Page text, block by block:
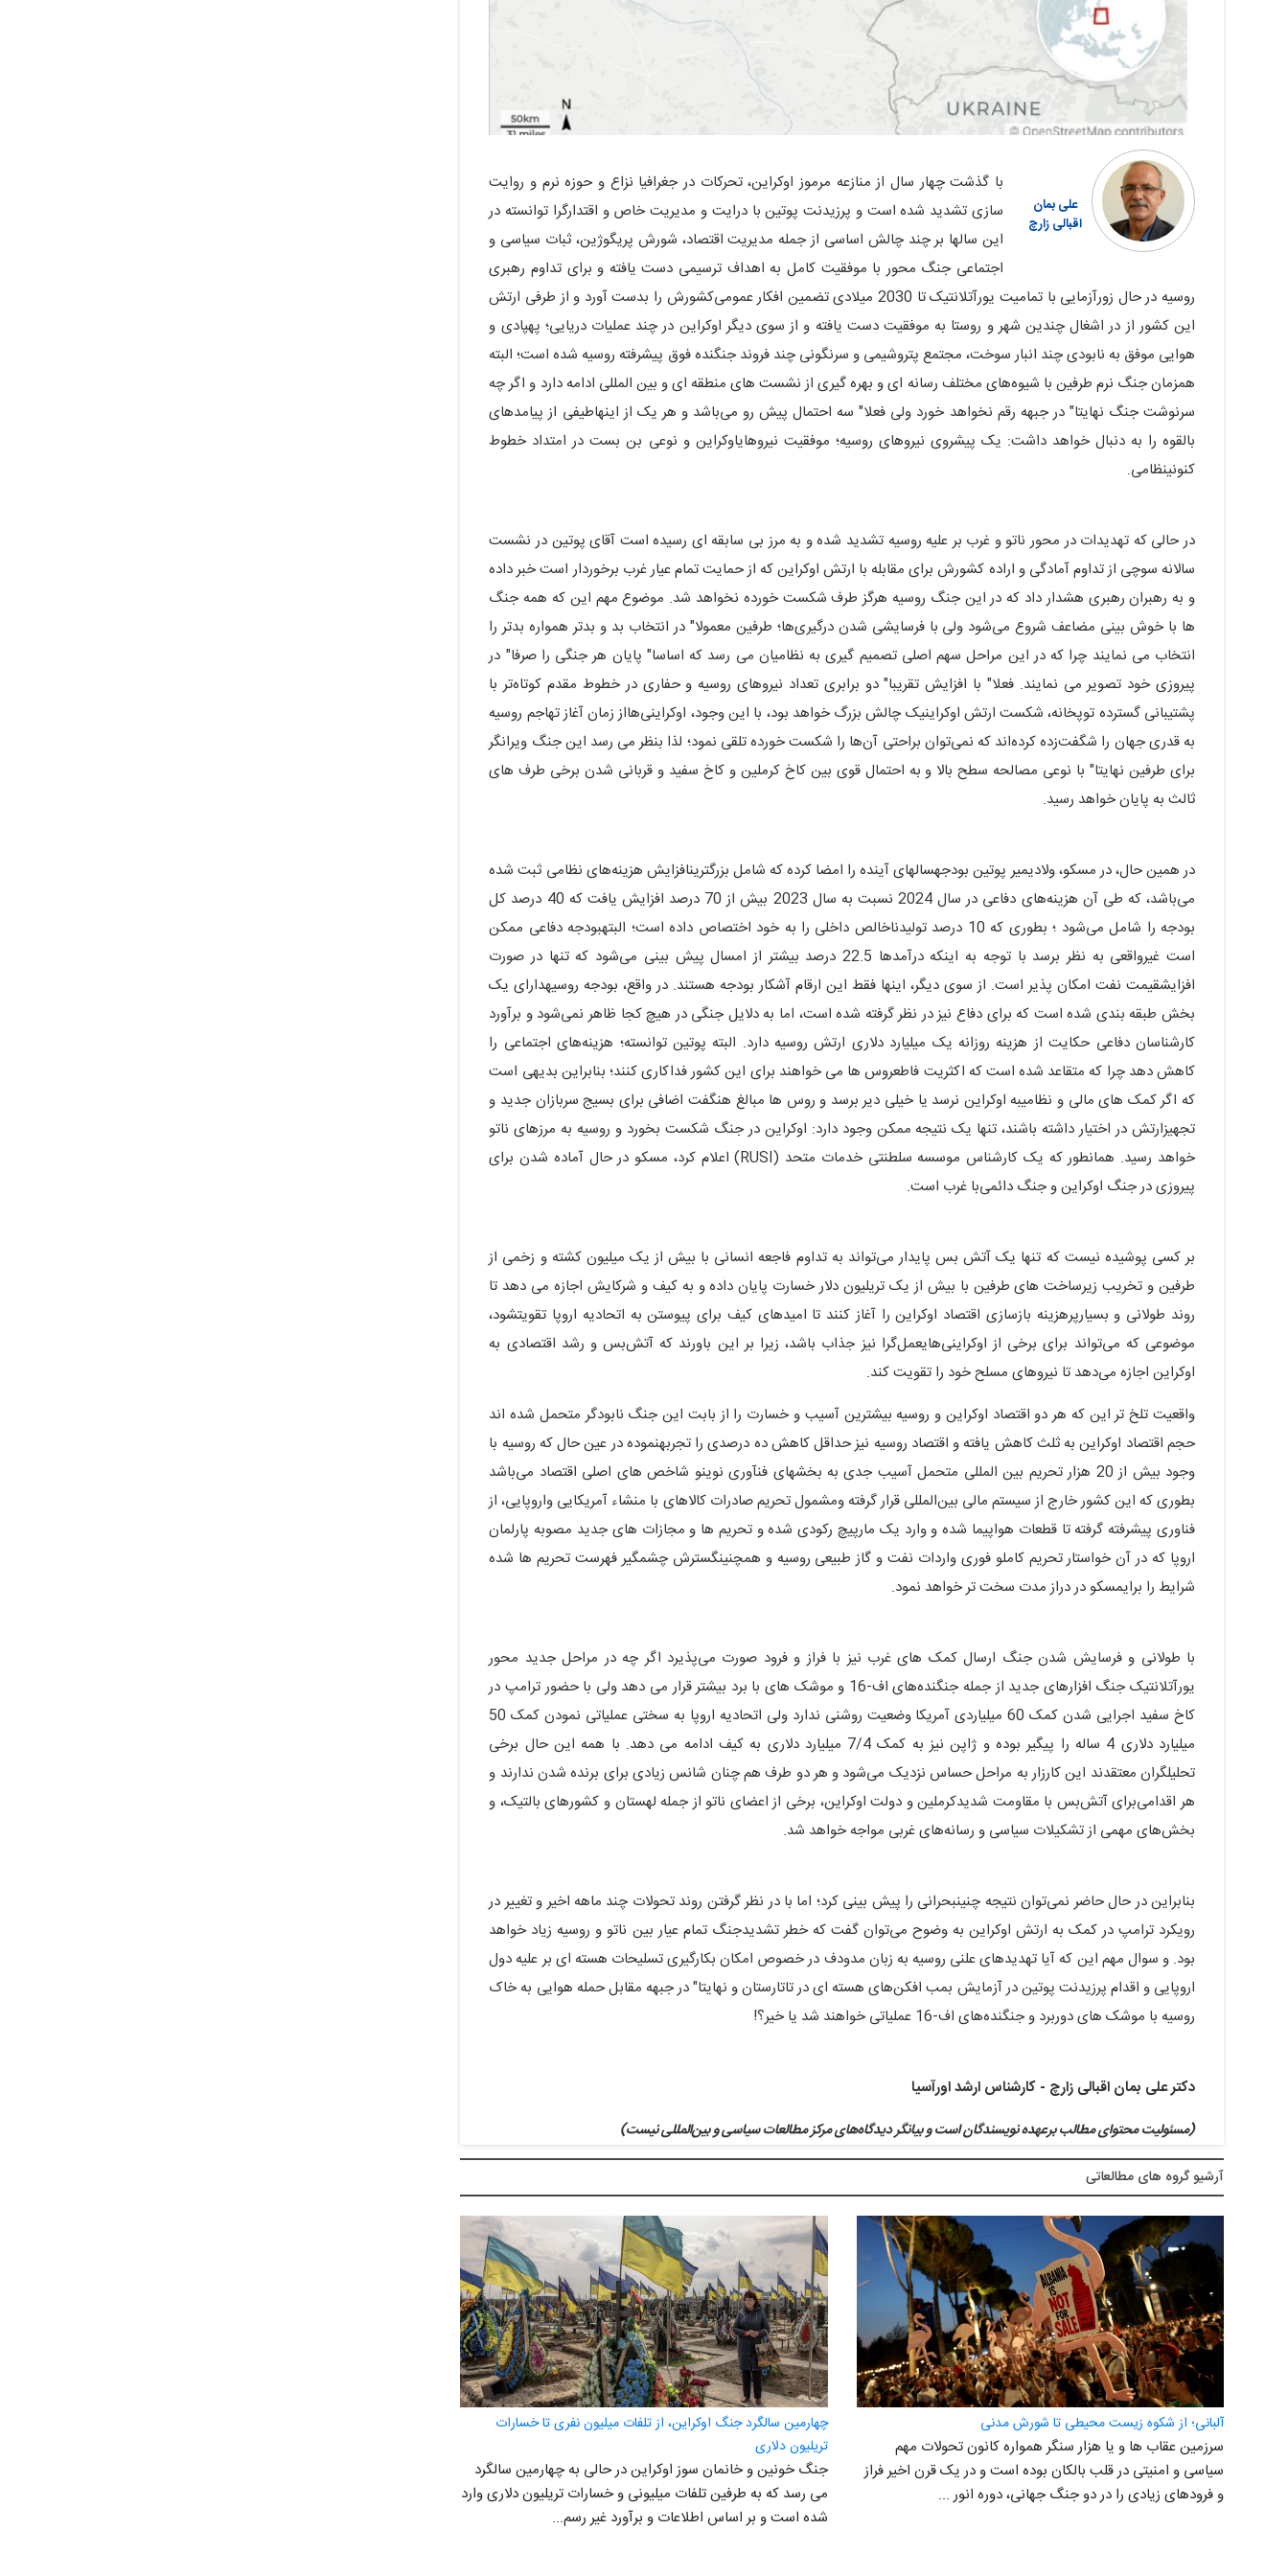
علی بمان
اقبالی زارچ
با گذشت چهار سال از منازعه مرموز اوکراین، تحرکات در جغرافیا نزاع و حوزه نرم و روایت
سازی تشدید شده است و پرزیدنت پوتین با درایت و مدیریت خاص و اقتدارگرا توانسته در
این سالها بر چند چالش اساسی از جمله مدیریت اقتصاد، شورش پریگوژین، ثبات سیاسی و
اجتماعی جنگ محور با موفقیت کامل به اهداف ترسیمی دست یافته و برای تداوم رهبری
روسیه در حال زورآزمایی با تمامیت یورآتلانتیک تا 2030 میلادی تضمین افکار عمومی‌کشورش را بدست آورد و از طرفی ارتش
این کشور از در اشغال چندین شهر و روستا به موفقیت دست یافته و از سوی دیگر اوکراین در چند عملیات دریایی؛ پهپادی و
هوایی موفق به نابودی چند انبار سوخت، مجتمع پتروشیمی و سرنگونی چند فروند جنگنده فوق پیشرفته روسیه شده است؛ البته
همزمان جنگ نرم طرفین با شیوه‌های مختلف رسانه ای و بهره گیری از نشست های منطقه ای و بین المللی ادامه دارد و اگر چه
سرنوشت جنگ نهایتا" در جبهه رقم نخواهد خورد ولی فعلا" سه احتمال پیش رو می‌باشد و هر یک از اینهاطیفی از پیامدهای
بالقوه را به دنبال خواهد داشت: یک پیشروی نیروهای روسیه؛ موفقیت نیروهایاوکراین و نوعی بن بست در امتداد خطوط
کنونینظامی.
در حالی که تهدیدات در محور ناتو و غرب بر علیه روسیه تشدید شده و به مرز بی سابقه ای رسیده است آقای پوتین در نشست
سالانه سوچی از تداوم آمادگی و اراده کشورش برای مقابله با ارتش اوکراین که از حمایت تمام عیار غرب برخوردار است خبر داده
و به رهبران رهبری هشدار داد که در این جنگ روسیه هرگز طرف شکست خورده نخواهد شد. موضوع مهم این که همه جنگ
ها با خوش بینی مضاعف شروع می‌شود ولی با فرسایشی شدن درگیری‌ها؛ طرفین معمولا" در انتخاب بد و بدتر همواره بدتر را
انتخاب می نمایند چرا که در این مراحل سهم اصلی تصمیم گیری به نظامیان می رسد که اساسا" پایان هر جنگی را صرفا" در
پیروزی خود تصویر می نمایند. فعلا" با افزایش تقریبا" دو برابری تعداد نیروهای روسیه و حفاری در خطوط مقدم کوتاه‌تر با
پشتیبانی گسترده توپخانه، شکست ارتش اوکراینیک چالش بزرگ خواهد بود، با این وجود، اوکراینی‌هااز زمان آغاز تهاجم روسیه
به قدری جهان را شگفت‌زده کرده‌اند که نمی‌توان براحتی آن‌ها را شکست خورده تلقی نمود؛ لذا بنظر می رسد این جنگ ویرانگر
برای طرفین نهایتا" با نوعی مصالحه سطح بالا و به احتمال قوی بین کاخ کرملین و کاخ سفید و قربانی شدن برخی طرف های
ثالث به پایان خواهد رسید.
در همین حال، در مسکو، ولادیمیر پوتین بودجهسالهای آینده را امضا کرده که شامل بزرگترینافزایش هزینه‌های نظامی ثبت شده
می‌باشد، که طی آن هزینه‌های دفاعی در سال 2024 نسبت به سال 2023 بیش از 70 درصد افزایش یافت که 40 درصد کل
بودجه را شامل می‌شود ؛ بطوری که 10 درصد تولیدناخالص داخلی را به خود اختصاص داده است؛ البتهبودجه دفاعی ممکن
است غیرواقعی به نظر برسد با توجه به اینکه درآمدها 22.5 درصد بیشتر از امسال پیش بینی می‌شود که تنها در صورت
افزایشقیمت نفت امکان پذیر است. از سوی دیگر، اینها فقط این ارقام آشکار بودجه هستند. در واقع، بودجه روسیهدارای یک
بخش طبقه بندی شده است که برای دفاع نیز در نظر گرفته شده است، اما به دلایل جنگی در هیچ کجا ظاهر نمی‌شود و برآورد
کارشناسان دفاعی حکایت از هزینه روزانه یک میلیارد دلاری ارتش روسیه دارد. البته پوتین توانسته؛ هزینه‌های اجتماعی را
کاهش دهد چرا که متقاعد شده است که اکثریت فاطعروس ها می خواهند برای این کشور فداکاری کنند؛ بنابراین بدیهی است
که اگر کمک های مالی و نظامیبه اوکراین نرسد یا خیلی دیر برسد و روس ها مبالغ هنگفت اضافی برای بسیج سربازان جدید و
تجهیزارتش در اختیار داشته باشند، تنها یک نتیجه ممکن وجود دارد: اوکراین در جنگ شکست بخورد و روسیه به مرزهای ناتو
خواهد رسید. همانطور که یک کارشناس موسسه سلطنتی خدمات متحد (RUSI) اعلام کرد، مسکو در حال آماده شدن برای
پیروزی در جنگ اوکراین و جنگ دائمی‌با غرب است.
بر کسی پوشیده نیست که تنها یک آتش بس پایدار می‌تواند به تداوم فاجعه انسانی با بیش از یک میلیون کشته و زخمی از
طرفین و تخریب زیرساخت های طرفین با بیش از یک تریلیون دلار خسارت پایان داده و به کیف و شرکایش اجازه می دهد تا
روند طولانی و بسیارپرهزینه بازسازی اقتصاد اوکراین را آغاز کنند تا امیدهای کیف برای پیوستن به اتحادیه اروپا تقویتشود،
موضوعی که می‌تواند برای برخی از اوکراینی‌هایعمل‌گرا نیز جذاب باشد، زیرا بر این باورند که آتش‌بس و رشد اقتصادی به
اوکراین اجازه می‌دهد تا نیروهای مسلح خود را تقویت کند.
واقعیت تلخ تر این که هر دو اقتصاد اوکراین و روسیه بیشترین آسیب و خسارت را از بابت این جنگ نابودگر متحمل شده اند
حجم اقتصاد اوکراین به ثلث کاهش یافته و اقتصاد روسیه نیز حداقل کاهش ده درصدی را تجربهنموده در عین حال که روسیه با
وجود بیش از 20 هزار تحریم بین المللی متحمل آسیب جدی به بخشهای فنآوری نوینو شاخص های اصلی اقتصاد می‌باشد
بطوری که این کشور خارج از سیستم مالی بین‌المللی قرار گرفته ومشمول تحریم صادرات کالاهای با منشاء آمریکایی واروپایی، از
فناوری پیشرفته گرفته تا قطعات هواپیما شده و وارد یک مارپیچ رکودی شده و تحریم ها و مجازات های جدید مصوبه پارلمان
اروپا که در آن خواستار تحریم کاملو فوری واردات نفت و گاز طبیعی روسیه و همچنینگسترش چشمگیر فهرست تحریم ها شده
شرایط را برایمسکو در دراز مدت سخت تر خواهد نمود.
با طولانی و فرسایش شدن جنگ ارسال کمک های غرب نیز با فراز و فرود صورت می‌پذیرد اگر چه در مراحل جدید محور
یورآتلانتیک جنگ افزارهای جدید از جمله جنگنده‌های اف-16 و موشک های با برد بیشتر قرار می دهد ولی با حضور ترامپ در
کاخ سفید اجرایی شدن کمک 60 میلیاردی آمریکا وضعیت روشنی ندارد ولی اتحادیه اروپا به سختی عملیاتی نمودن کمک 50
میلیارد دلاری 4 ساله را پیگیر بوده و ژاپن نیز به کمک 7/4 میلیارد دلاری به کیف ادامه می دهد. با همه این حال برخی
تحلیلگران معتقدند این کارزار به مراحل حساس نزدیک می‌شود و هر دو طرف هم چنان شانس زیادی برای برنده شدن ندارند و
هر اقدامی‌برای آتش‌بس با مقاومت شدیدکرملین و دولت اوکراین، برخی از اعضای ناتو از جمله لهستان و کشورهای بالتیک، و
بخش‌های مهمی از تشکیلات سیاسی و رسانه‌های غربی مواجه خواهد شد.
بنابراین در حال حاضر نمی‌توان نتیجه چنینبحرانی را پیش بینی کرد؛ اما با در نظر گرفتن روند تحولات چند ماهه اخیر و تغییر در
رویکرد ترامپ در کمک به ارتش اوکراین به وضوح می‌توان گفت که خطر تشدیدجنگ تمام عیار بین ناتو و روسیه زیاد خواهد
بود. و سوال مهم این که آیا تهدیدهای علنی روسیه به زبان مدودف در خصوص امکان بکارگیری تسلیحات هسته ای بر علیه دول
اروپایی و اقدام پرزیدنت پوتین در آزمایش بمب افکن‌های هسته ای در تاتارستان و نهایتا" در جبهه مقابل حمله هوایی به خاک
روسیه با موشک های دوربرد و جنگنده‌های اف-16 عملیاتی خواهند شد یا خیر؟!
دکتر علی بمان اقبالی زارچ - کارشناس ارشد اورآسیا
(مسئولیت محتوای مطالب برعهده نویسندگان است و بیانگر دیدگاه‌های مرکز مطالعات سیاسی و بین‌المللی نیست)
آرشيو گروه های مطالعاتی
آلبانی؛ از شکوه زیست محیطی تا شورش مدنی
سرزمین عقاب ها و یا هزار سنگر همواره کانون تحولات مهم
سیاسی و امنیتی در قلب بالکان بوده است و در یک قرن اخیر فراز
و فرودهای زیادی را در دو جنگ جهانی، دوره انور ...
چهارمین سالگرد جنگ اوکراین، از تلفات میلیون نفری تا خسارات
تریلیون دلاری
جنگ خونین و خانمان سوز اوکراین در حالی به چهارمین سالگرد
می رسد که به طرفین تلفات میلیونی و خسارات تریلیون دلاری وارد
شده است و بر اساس اطلاعات و برآورد غیر رسم...